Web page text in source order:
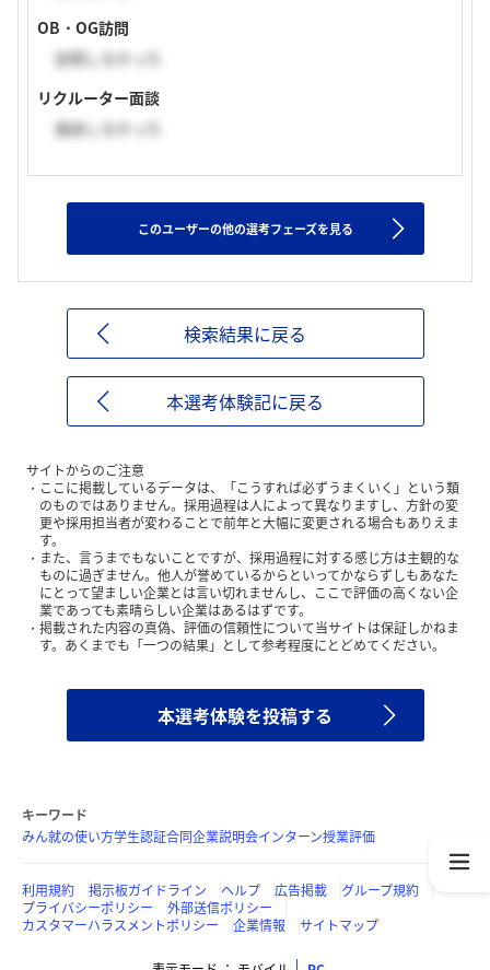
OB・OG訪問
訪問しなかった
リクルーター面談
面談しなかった
このユーザーの他の選考フェーズを見る
検索結果に戻る
本選考体験記に戻る
サイトからのご注意
ここに掲載しているデータは、「こうすれば必ずうまくいく」という類
のものではありません。採用過程は人によって異なりますし、方針の変
更や採用担当者が変わることで前年と大幅に変更される場合もありえま
す。
また、言うまでもないことですが、採用過程に対する感じ方は主観的な
ものに過ぎません。他人が誉めているからといってかならずしもあなた
にとって望ましい企業とは言い切れませんし、ここで評価の高くない企
業であっても素晴らしい企業はあるはずです。
掲載された内容の真偽、評価の信頼性について当サイトは保証しかねま
す。あくまでも「一つの結果」として参考程度にとどめてください。
本選考体験を投稿する
キーワード
みん就の使い方学生認証合同企業説明会インターン授業評価
利用規約 掲示板ガイドライン ヘルプ 広告掲載
グループ規約
プライバシーポリシー
外部送信ポリシー
カスタマーハラスメントポリシー
企業情報 サイトマップ